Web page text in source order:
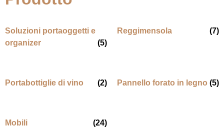
Soluzioni portaoggetti e
organizer
(5)
Reggimensola (7)
Portabottiglie di vino (2) Pannello forato in legno (5)
Mobili (24)